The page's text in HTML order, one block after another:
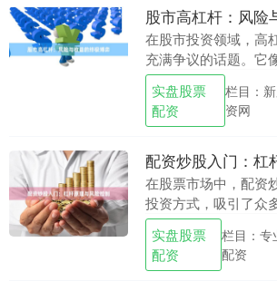
股市高杠杆：风险
在股市投资领域，高
充满争议的话题。它
带来惊人的收益，也
失。对于追求高回报
高杠杆的本质、风....
实盘股票
配资
栏目：
资网
配资炒股入门：杠
在股票市场中，配资
投资方式，吸引了众
资者。但对于刚入门
配资的杠杆原理以及
是参与这一市场的....
实盘股票
配资
栏目：专
配资